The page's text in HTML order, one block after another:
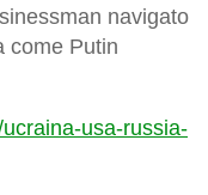
navigato
come Putin
usa-russia-